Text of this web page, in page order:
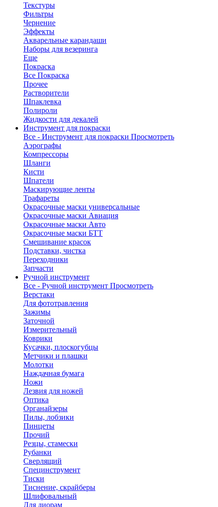
Текстуры
Фильтры
Чернение
Эффекты
Акварельные карандаши
Наборы для везеринга
Еще
Покраска
Все Покраска
Прочее
Растворители
Шпаклевка
Полироли
Жидкости для декалей
Инструмент для покраски
Все - Инструмент для покраски Просмотреть
Аэрографы
Компрессоры
Шланги
Кисти
Шпатели
Маскирующие ленты
Трафареты
Окрасочные маски универсальные
Окрасочные маски Авиация
Окрасочные маски Авто
Окрасочные маски БТТ
Смешивание красок
Подставки, чистка
Переходники
Запчасти
Ручной инструмент
Все - Ручной инструмент Просмотреть
Верстаки
Для фототравления
Зажимы
Заточной
Измерительный
Коврики
Кусачки, плоскогубцы
Метчики и плашки
Молотки
Наждачная бумага
Ножи
Лезвия для ножей
Оптика
Органайзеры
Пилы, лобзики
Пинцеты
Прочий
Резцы, стамески
Рубанки
Сверлящий
Специнструмент
Тиски
Тиснение, скрайберы
Шлифовальный
Для диорам